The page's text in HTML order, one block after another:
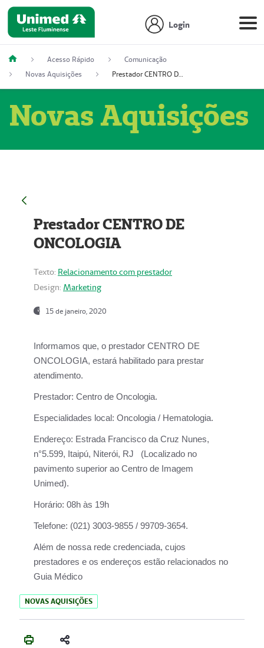
Login
Acesso Rápido
Comunicação
Novas Aquisições
Prestador CENTRO DE ONCOLOGIA
Novas Aquisições
Prestador CENTRO DE
ONCOLOGIA
Texto: Relacionamento com prestador
Design: Marketing
15 de janeiro, 2020
Informamos que, o prestador CENTRO DE
ONCOLOGIA, estará habilitado para prestar
atendimento.
Prestador: Centro de Oncologia.
Especialidades local: Oncologia / Hematologia.
Endereço: Estrada Francisco da Cruz Nunes,
n°5.599, Itaipú, Niterói, RJ (Localizado no
pavimento superior ao Centro de Imagem
Unimed).
Horário: 08h às 19h
Telefone: (021) 3003-9855 / 99709-3654.
Além de nossa rede credenciada, cujos
prestadores e os endereços estão relacionados no
Guia Médico
NOVAS AQUISIÇÕES